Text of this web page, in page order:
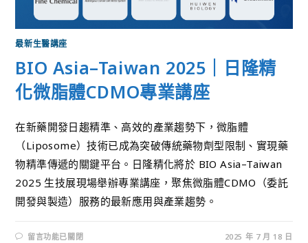
最新生醫講座
BIO Asia–Taiwan 2025｜日隆精
化微脂體CDMO專業講座
在新藥開發日趨精準、高效的產業趨勢下，微脂體
（Liposome）技術已成為突破傳統藥物劑型限制、實現藥
物精準傳遞的關鍵平台。日隆精化將於 BIO Asia–Taiwan
2025 生技展現場舉辦專業講座，聚焦微脂體CDMO（委託
開發與製造）服務的最新應用與產業趨勢。
留言功能已關閉 2025 年 7 月 18 日